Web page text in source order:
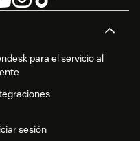
para el servicio al
sesión